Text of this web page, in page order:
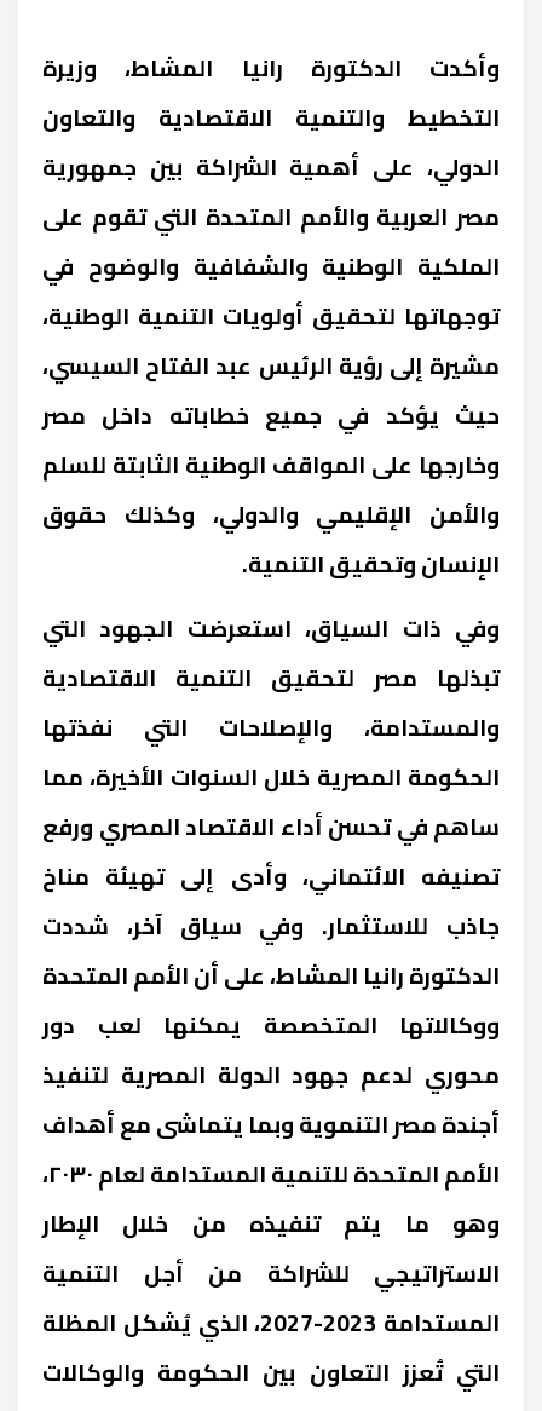
وأكدت الدكتورة رانيا المشاط، وزيرة
التخطيط والتنمية الاقتصادية والتعاون
الدولي، على أهمية الشراكة بين جمهورية
مصر العربية والأمم المتحدة التي تقوم على
الملكية الوطنية والشفافية والوضوح في
توجهاتها لتحقيق أولويات التنمية الوطنية،
مشيرة إلى رؤية الرئيس عبد الفتاح السيسي،
حيث يؤكد في جميع خطاباته داخل مصر
وخارجها على المواقف الوطنية الثابتة للسلم
والأمن الإقليمي والدولي، وكذلك حقوق
الإنسان وتحقيق التنمية.
وفي ذات السياق، استعرضت الجهود التي
تبذلها مصر لتحقيق التنمية الاقتصادية
والمستدامة، والإصلاحات التي نفذتها
الحكومة المصرية خلال السنوات الأخيرة، مما
ساهم في تحسن أداء الاقتصاد المصري ورفع
تصنيفه الائتماني، وأدى إلى تهيئة مناخ
جاذب للاستثمار. وفي سياق آخر، شددت
الدكتورة رانيا المشاط، على أن الأمم المتحدة
ووكالاتها المتخصصة يمكنها لعب دور
محوري لدعم جهود الدولة المصرية لتنفيذ
أجندة مصر التنموية وبما يتماشى مع أهداف
الأمم المتحدة للتنمية المستدامة لعام ٢٠٣٠،
وهو ما يتم تنفيذه من خلال الإطار
الاستراتيجي للشراكة من أجل التنمية
المستدامة 2023-2027، الذي يُشكل المظلة
التي تُعزز التعاون بين الحكومة والوكالات